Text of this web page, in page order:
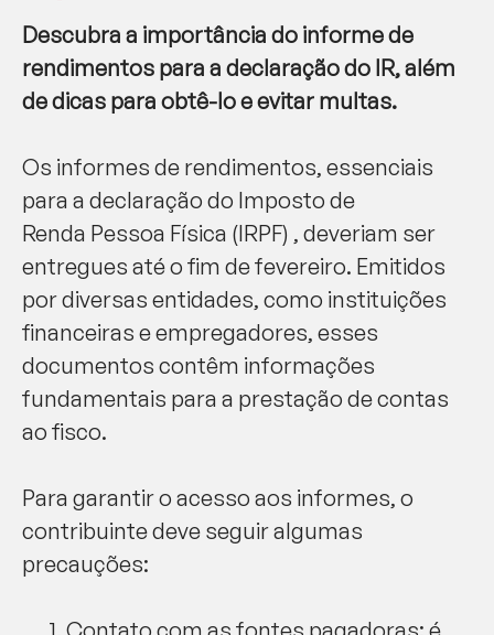
Descubra a importância do informe de
rendimentos para a declaração do IR, além
de dicas para obtê-lo e evitar multas.
Os informes de rendimentos, essenciais
para a declaração do Imposto de
Renda Pessoa Física (IRPF) , deveriam ser
entregues até o fim de fevereiro. Emitidos
por diversas entidades, como instituições
financeiras e empregadores, esses
documentos contêm informações
fundamentais para a prestação de contas
ao fisco.
Para garantir o acesso aos informes, o
contribuinte deve seguir algumas
precauções: